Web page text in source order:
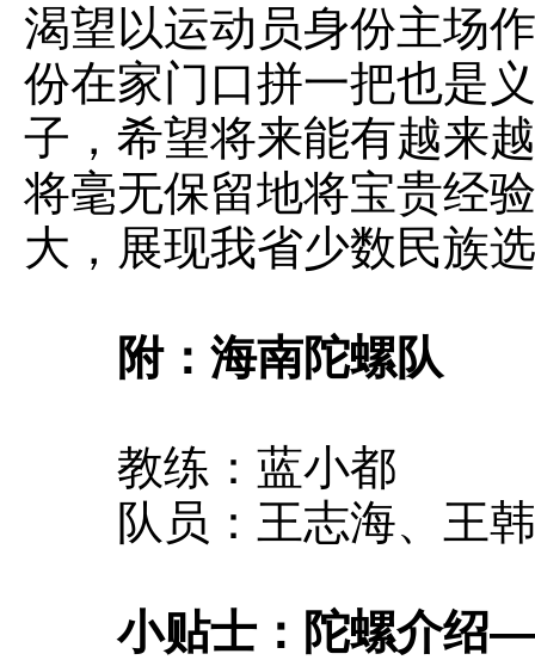
渴望以运动员身份主场
份在家门口拼一把也是
子，希望将来能有越来
将毫无保留地将宝贵经
大，展现我省少数民族
附：海南陀螺队
教练：蓝小都
队员：王志海、王韩
小贴士：陀螺介绍